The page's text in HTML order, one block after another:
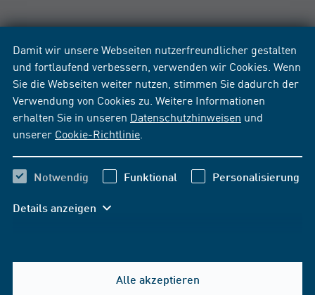
Damit wir unsere Webseiten nutzerfreundlicher gestalten
und fortlaufend verbessern, verwenden wir Cookies. Wenn
Sie die Webseiten weiter nutzen, stimmen Sie dadurch der
Verwendung von Cookies zu. Weitere Informationen
erhalten Sie in unseren Datenschutzhinweisen und
unserer Cookie-Richtlinie
Notwendig Funktional Personalisierung
Details anzeigen
Alle akzeptieren